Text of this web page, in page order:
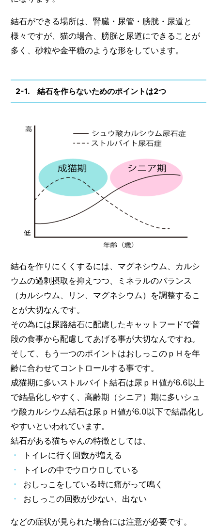
結石ができる場所は、腎臓・尿管・膀胱・尿道と
様々ですが、猫の場合、膀胱と尿道にできることが
多く、砂粒や金平糖のような形をしています。
2-1. 結石を作らないためのポイントは2つ
結石を作りにくくするには、マグネシウム、カルシ
ウムの過剰摂取を抑えつつ、ミネラルのバランス
（カルシウム、リン、マグネシウム）を調整するこ
とが大切なんです。
その為には尿路結石に配慮したキャットフードで普
段の食事から配慮してあげる事が大切なんですね。
そして、もう一つのポイントはおしっこのｐＨを年
齢に合わせてコントロールする事です。
成猫期に多いストルバイト結石は尿ｐＨ値が6.6以上
で結晶化しやすく、高齢期（シニア）期に多いシュ
ウ酸カルシウム結石は尿ｐＨ値が6.0以下で結晶化し
やすいといわれています。
結石がある猫ちゃんの特徴としては、
トイレに行く回数が増える
トイレの中でウロウロしている
おしっこをしている時に痛がって鳴く
おしっこの回数が少ない、出ない
などの症状が見られた場合には注意が必要です。